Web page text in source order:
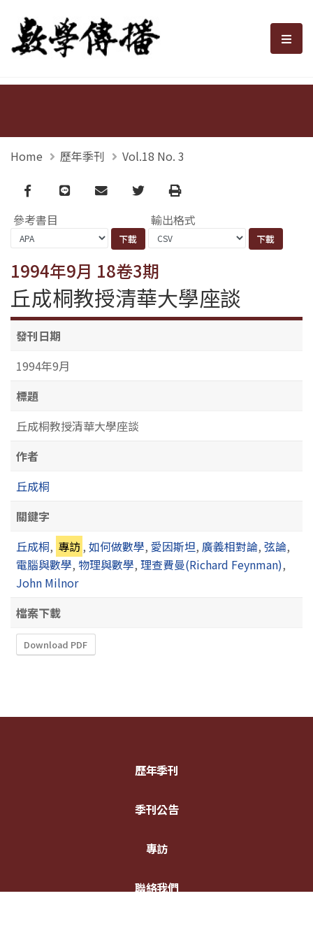
數學傳播 選
Home 歷年季刊 Vol.18 No. 3
Facebook
line email TwitterPrint
參考書目 輸出格式
1994年9月 18卷3期
丘成桐教授清華大學座談
發刊日期
1994年9月
標題
丘成桐教授清華大學座談
作者
丘成桐
關鍵字
丘成桐, 專訪,如何做數學, 愛因斯坦, 廣義相對論,弦論,
電腦與數學, 物理與數學, 理查費曼(Richard Feynman),
John Milnor
檔案下載
Download PDF
歷年季刊
季刊公告
專訪
聯絡我們